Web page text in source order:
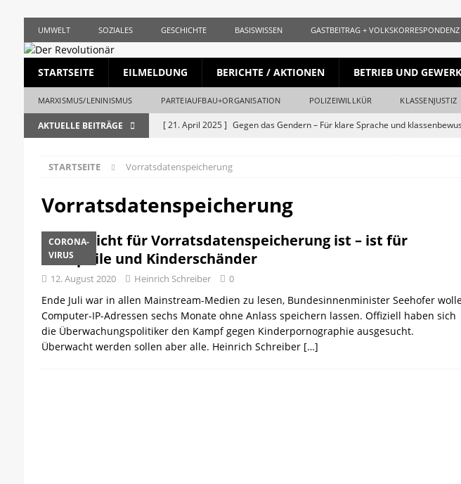
UMWELT SOZIALES GESCHICHTE BASISWISSEN GASTBEITRAG + VOLKSKORRESPONDENZ
STARTSEITE EILMELDUNG BERICHTE / AKTIONEN BETRIEB UND
MARXISMUS/LENINISMUS PARTEIAUFBAU+ORGANISATION POLIZEIWILLKÜR KLASSENJUSTIZ
AKTUELLE BEITRÄGE [ 21. April 2025 ] Gegen das Gendern – Für klare Sprache und
[ 5. April 2025 ] Union und AfD erstmals gleichauf
KURZ + KNAPP +
[ 19. März 2025 ]
[ 19. April 2023 ]
1. Mai: Gegen Krise, Krieg und Kapital
[ 19. Mai 2026 ] Stalingrad – Der Anfang vom Ende
DER REVOLUTIONÄR
1956, Ungarn und der Verrat des Revisionismus: Der
[ 21. April 2026 ] DER 8. PARTEITAG DER EUROPÄISCHEN LINKEN
DER
[ 14. April 2026 ]
Der Mensch ist von Natur aus gut
DER REVOLUTIONÄR
DER
Klassenkampf von oben: Wie der DGB seine eigenen
STARTSEITE Vorratsdatenspeicherung
Vorratsdatenspeicherung
CORONA-
VIRUS
Wer nicht für Vorratsdatenspeicherung ist – ist für
Pädophile und Kinderschänder
12. August 2020 Heinrich Schreiber 0
Ende Juli war in allen Mainstream-Medien zu lesen, Bundesinnenminister Seehofer
Computer-IP-Adressen sechs Monate ohne Anlass speichern lassen. Offiziell haben sich
die Überwachungspolitiker den Kampf gegen Kinderpornographie ausgesucht.
Überwacht werden sollen aber alle. Heinrich Schreiber […]